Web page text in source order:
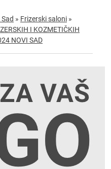
» Frizerski saloni »
I KOZMETIČKIH
NOVI SAD